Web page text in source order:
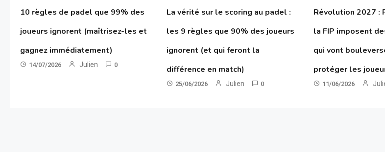
10 règles de padel que 99% des
joueurs ignorent (maîtrisez-les et
gagnez immédiatement)
14/07/2026 Julien 0
La vérité sur le scoring au padel :
les 9 règles que 90% des joueurs
ignorent (et qui feront la
différence en match)
25/06/2026 Julien 0
Révolution 2027 :
la FIP imposent
qui vont
protéger les
11/06/2026